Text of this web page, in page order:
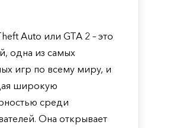
Auto или GTA 2 – это
одна из самых
игр по всему миру, и
широкую
среди
Она открывает